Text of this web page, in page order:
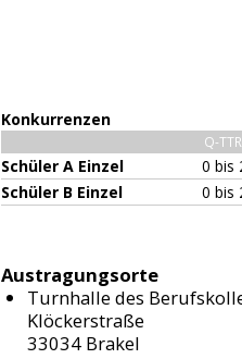
Konkurrenzen
Q-TTR
Schüler A Einzel
0 bis
Schüler B Einzel
0 bis
Austragungsorte
Turnhalle des
Klöckerstraße
33034 Brakel